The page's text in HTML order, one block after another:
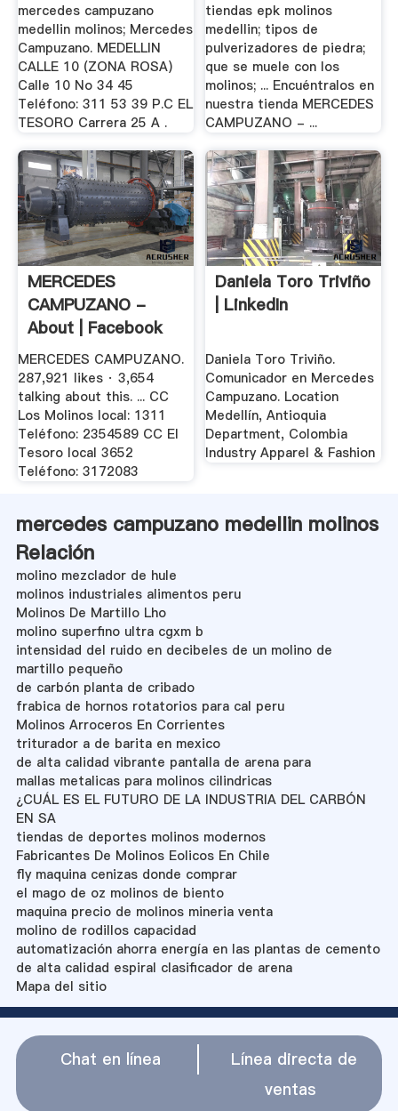
mercedes campuzano
medellin molinos; Mercedes
Campuzano. MEDELLIN
CALLE 10 (ZONA ROSA)
Calle 10 No 34 45
Teléfono: 311 53 39 P.C EL
TESORO Carrera 25 A .
tiendas epk molinos
medellin; tipos de
pulverizadores de piedra;
que se muele con los
molinos; ... Encuéntralos en
nuestra tienda MERCEDES
CAMPUZANO - ...
MERCEDES
CAMPUZANO -
About | Facebook
MERCEDES CAMPUZANO.
287,921 likes · 3,654
talking about this. ... CC
Los Molinos local: 1311
Teléfono: 2354589 CC El
Tesoro local 3652
Teléfono: 3172083
Daniela Toro Triviño
| LinkedIn
Daniela Toro Triviño.
Comunicador en Mercedes
Campuzano. Location
Medellín, Antioquia
Department, Colombia
Industry Apparel & Fashion
mercedes campuzano medellin molinos
Relación
molino mezclador de hule
molinos industriales alimentos peru
Molinos De Martillo Lho
molino superfino ultra cgxm b
intensidad del ruido en decibeles de un molino de
martillo pequeño
de carbón planta de cribado
frabica de hornos rotatorios para cal peru
Molinos Arroceros En Corrientes
triturador a de barita en mexico
de alta calidad vibrante pantalla de arena para
mallas metalicas para molinos cilindricas
¿CUÁL ES EL FUTURO DE LA INDUSTRIA DEL CARBÓN
EN SA
tiendas de deportes molinos modernos
Fabricantes De Molinos Eolicos En Chile
fly maquina cenizas donde comprar
el mago de oz molinos de biento
maquina precio de molinos mineria venta
molino de rodillos capacidad
automatización ahorra energía en las plantas de cemento
de alta calidad espiral clasificador de arena
Mapa del sitio
Chat en línea
Línea directa de
ventas